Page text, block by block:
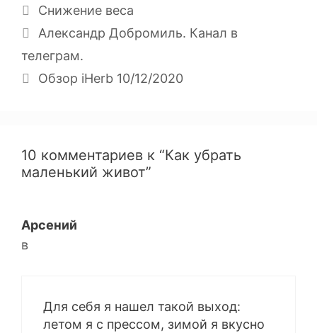
Снижение веса
Александр Добромиль. Канал в
телеграм.
Обзор iHerb 10/12/2020
10 комментариев к “Как убрать
маленький живот”
Арсений
в
Для себя я нашел такой выход:
летом я с прессом, зимой я вкусно